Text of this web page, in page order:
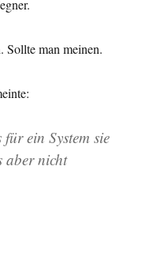
Sollte man meinen.
ein System sie
aber nicht